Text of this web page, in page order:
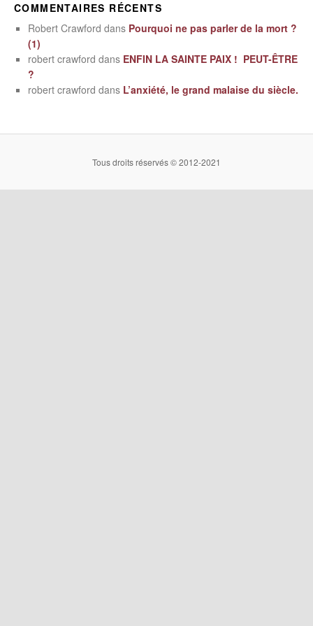
COMMENTAIRES RÉCENTS
Robert Crawford dans Pourquoi ne pas parler de la mort ?
(1)
robert crawford dans ENFIN LA SAINTE PAIX ! PEUT-ÊTRE
?
robert crawford dans L’anxiété, le grand malaise du siècle.
Tous droits réservés © 2012-2021